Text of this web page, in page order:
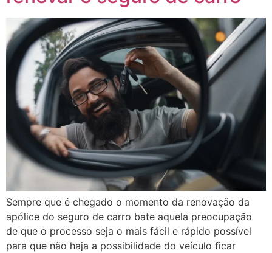
Sempre que é chegado o momento da renovação da
apólice do seguro de carro bate aquela preocupação
de que o processo seja o mais fácil e rápido possível
para que não haja a possibilidade do veículo ficar